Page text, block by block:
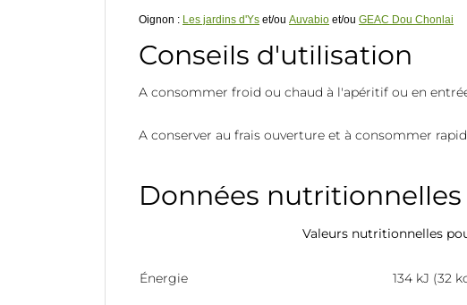
Oignon : Les jardins d'Ys et/ou Auvabio et/ou GEAC Dou Chonlai
Conseils d'utilisation
A consommer froid ou chaud à l'apéritif ou en
A conserver au frais ouverture et à consommer
Données nutritionnelles
Valeurs nutritionnelles
Énergie 134 kJ (32